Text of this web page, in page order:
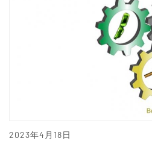
2023年4月18日